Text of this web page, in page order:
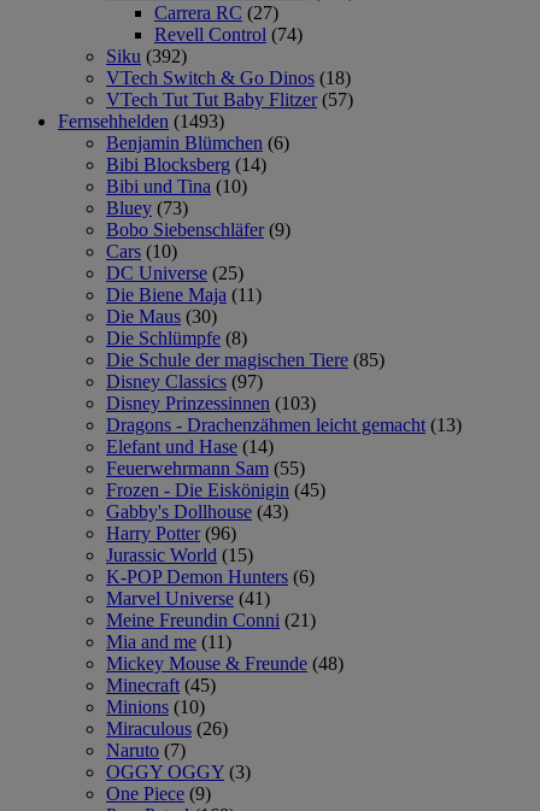
Carrera RC (27)
Revell Control (74)
Siku (392)
VTech Switch & Go Dinos (18)
VTech Tut Tut Baby Flitzer (57)
Fernsehhelden (1493)
Benjamin Blümchen (6)
Bibi Blocksberg (14)
Bibi und Tina (10)
Bluey (73)
Bobo Siebenschläfer (9)
Cars (10)
DC Universe (25)
Die Biene Maja (11)
Die Maus (30)
Die Schlümpfe (8)
Die Schule der magischen Tiere (85)
Disney Classics (97)
Disney Prinzessinnen (103)
Dragons - Drachenzähmen leicht gemacht (13)
Elefant und Hase (14)
Feuerwehrmann Sam (55)
Frozen - Die Eiskönigin (45)
Gabby's Dollhouse (43)
Harry Potter (96)
Jurassic World (15)
K-POP Demon Hunters (6)
Marvel Universe (41)
Meine Freundin Conni (21)
Mia and me (11)
Mickey Mouse & Freunde (48)
Minecraft (45)
Minions (10)
Miraculous (26)
Naruto (7)
OGGY OGGY (3)
One Piece (9)